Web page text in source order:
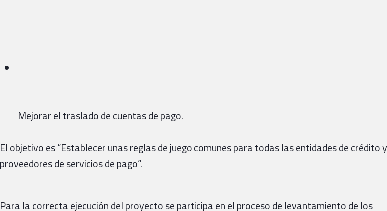
Mejorar el traslado de cuentas de pago.
El objetivo es “Establecer unas reglas de juego comunes para todas las entidades de crédito y
proveedores de servicios de pago”.
Para la correcta ejecución del proyecto se participa en el proceso de levantamiento de los